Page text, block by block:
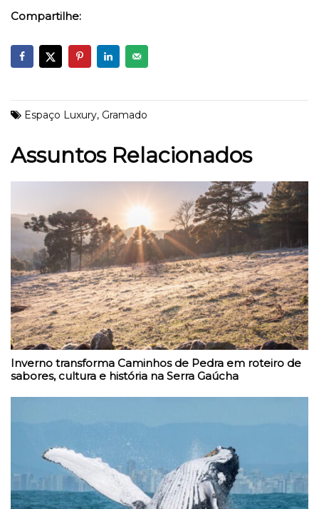
Compartilhe:
Espaço Luxury, Gramado
Assuntos Relacionados
Inverno transforma Caminhos de Pedra em roteiro de
sabores, cultura e história na Serra Gaúcha